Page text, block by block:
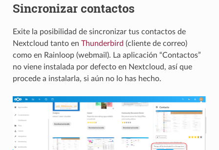
Sincronizar contactos
Exite la posibilidad de sincronizar tus contactos de
Nextcloud tanto en Thunderbird (cliente de correo)
como en Rainloop (webmail). La aplicación “Contactos”
no viene instalada por defecto en Nextcloud, así que
procede a instalarla, si aún no lo has hecho.